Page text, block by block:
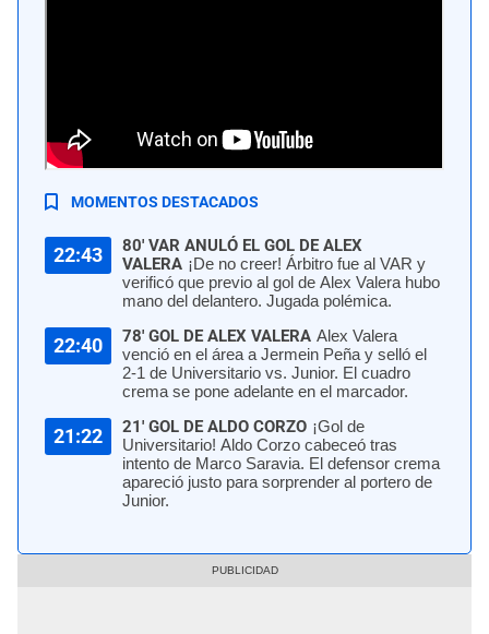
Universitario vs. Junior por la Copa Libertadores | Foto: AFP
MOMENTOS DESTACADOS
22:43
80' VAR ANULÓ EL GOL DE ALEX
VALERA ¡De no creer! Árbitro fue al VAR y
verificó que previo al gol de Alex Valera hubo
mano del delantero. Jugada polémica.
22:40 78' GOL DE ALEX VALERA Alex Valera
venció en el área a Jermein Peña y selló el
2-1 de Universitario vs. Junior. El cuadro
crema se pone adelante en el marcador.
21:22 21' GOL DE ALDO CORZO ¡Gol de
Universitario! Aldo Corzo cabeceó tras
intento de Marco Saravia. El defensor crema
apareció justo para sorprender al portero de
Junior.